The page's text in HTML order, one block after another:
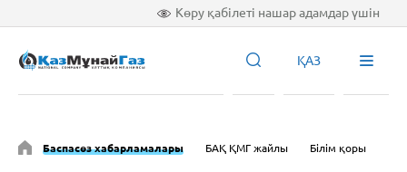
Көру қабілеті нашар адамдар үшін
ҚАЗ
Баспасөз хабарламалары БАҚ ҚМГ жайлы Білім қоры